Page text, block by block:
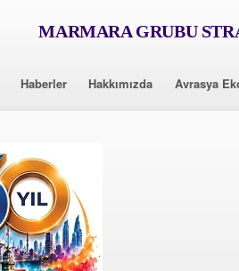
MARMARA GRUBU
Haberler Hakkımızda Avrasya